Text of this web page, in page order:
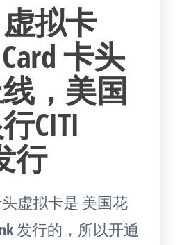
虚拟卡
卡头
，美国
CITI
行
头虚拟卡是 美国花
发行的，所以开通